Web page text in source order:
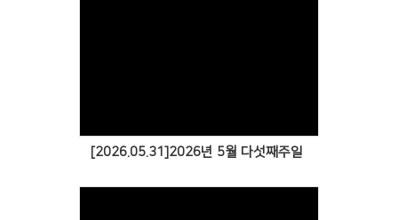
[2026.05.31]2026년 5월 다섯째주일